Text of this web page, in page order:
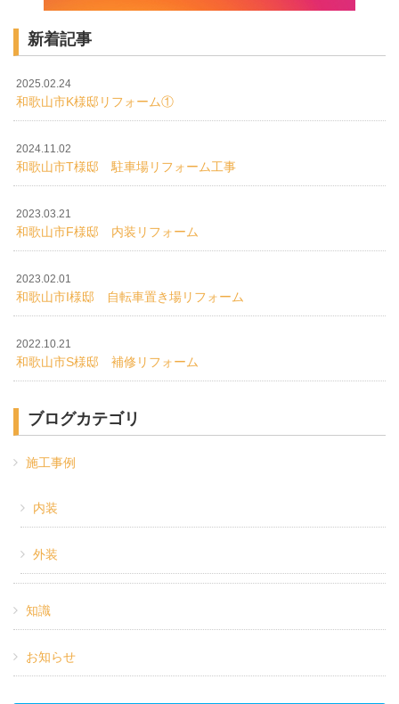
新着記事
2025.02.24
和歌山市K様邸リフォーム①
2024.11.02
和歌山市T様邸 駐車場リフォーム工事
2023.03.21
和歌山市F様邸 内装リフォーム
2023.02.01
和歌山市I様邸 自転車置き場リフォーム
2022.10.21
和歌山市S様邸 補修リフォーム
ブログカテゴリ
施工事例
内装
外装
知識
お知らせ